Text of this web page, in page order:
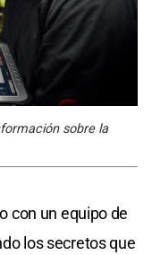
sobre la
con un equipo de
los secretos que